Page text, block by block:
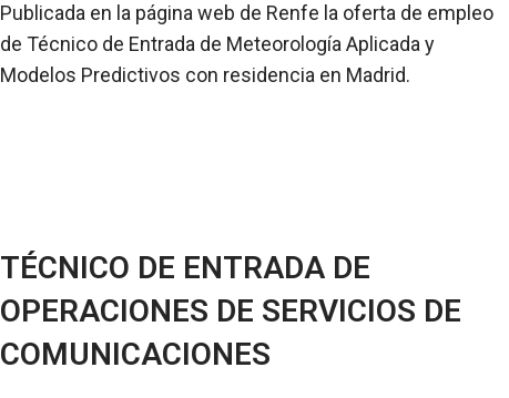
Publicada en la página web de Renfe la oferta de empleo
de Técnico de Entrada de Meteorología Aplicada y
Modelos Predictivos con residencia en Madrid.
TÉCNICO DE ENTRADA DE
OPERACIONES DE SERVICIOS DE
COMUNICACIONES